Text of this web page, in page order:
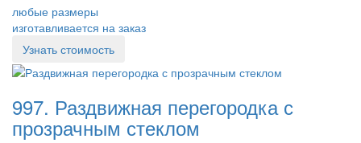
любые размеры
изготавливается на заказ
Узнать стоимость
997. Раздвижная перегородка с
прозрачным стеклом